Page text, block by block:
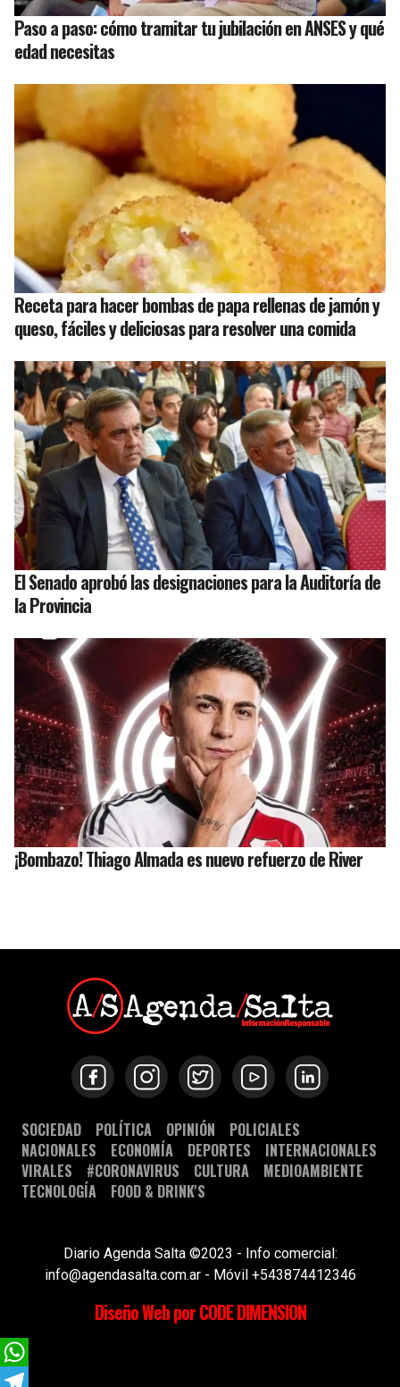
Paso a paso: cómo tramitar tu jubilación en ANSES y qué
edad necesitas
Receta para hacer bombas de papa rellenas de jamón y
queso, fáciles y deliciosas para resolver una comida
El Senado aprobó las designaciones para la Auditoría de
la Provincia
¡Bombazo! Thiago Almada es nuevo refuerzo de River
SOCIEDAD POLÍTICA OPINIÓN
POLICIALES
NACIONALES
ECONOMÍA DEPORTES
INTERNACIONALES
VIRALES
#CORONAVIRUS CULTURA
MEDIOAMBIENTE
TECNOLOGÍA
FOOD & DRINK'S
Diario Agenda Salta ©2023 - Info comercial:
info@agendasalta.com.ar - Móvil +543874412346
Diseño Web por CODE DIMENSION
WhatsApp